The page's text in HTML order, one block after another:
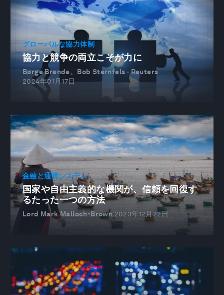
グローバルな協力体制
協力と競争の両立こそが力に
Børge Brende、Bob Sternfels · Reuters
2024年01月17日
金融と通貨システム
国家や自由主義的な機関が、信頼を回復す
るたった一つの方法
Lord Mark Malloch-Brown 2023年12月22日